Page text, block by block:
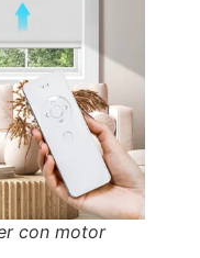
con motor